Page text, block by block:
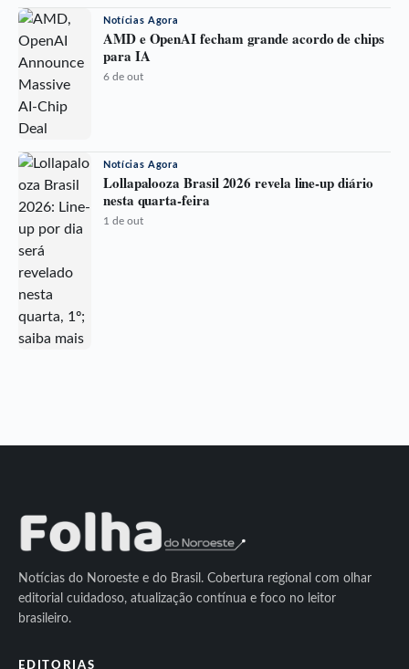
Notícias Agora
AMD e OpenAI fecham grande acordo de chips
para IA
6 de out
Notícias Agora
Lollapalooza Brasil 2026 revela line-up diário
nesta quarta-feira
1 de out
Notícias do Noroeste e do Brasil. Cobertura regional com olhar
editorial cuidadoso, atualização contínua e foco no leitor
brasileiro.
EDITORIAS